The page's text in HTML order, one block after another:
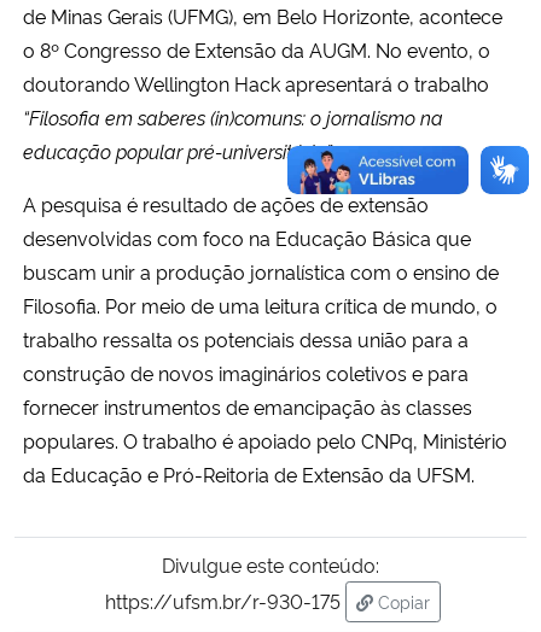
de Minas Gerais (UFMG), em Belo Horizonte, acontece
o 8º Congresso de Extensão da AUGM. No evento, o
doutorando Wellington Hack apresentará o trabalho
“Filosofia em saberes (in)comuns: o jornalismo na
educação popular pré-universitária”.
A pesquisa é resultado de ações de extensão
desenvolvidas com foco na Educação Básica que
buscam unir a produção jornalística com o ensino de
Filosofia. Por meio de uma leitura crítica de mundo, o
trabalho ressalta os potenciais dessa união para a
construção de novos imaginários coletivos e para
fornecer instrumentos de emancipação às classes
populares. O trabalho é apoiado pelo CNPq, Ministério
da Educação e Pró-Reitoria de Extensão da UFSM.
Divulgue este conteúdo:
https://ufsm.br/r-930-175
Copiar